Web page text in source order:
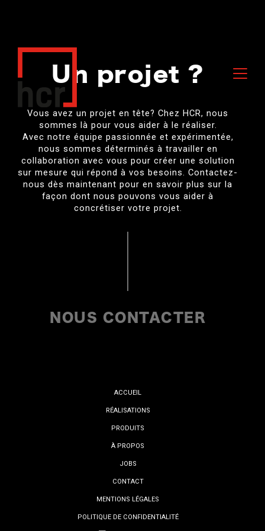
Un projet ?
Vous avez un projet en tête? Chez HCR, nous
sommes là pour vous aider à le réaliser.
Avec notre équipe passionnée et expérimentée,
nous sommes déterminés à travailler en
collaboration avec vous pour créer une solution
sur mesure qui répond à vos besoins. Contactez-
nous dès maintenant pour en savoir plus sur la
façon dont nous pouvons vous aider à
concrétiser votre projet.
NOUS CONTACTER
ACCUEIL
RÉALISATIONS
PRODUITS
À PROPOS
JOBS
CONTACT
MENTIONS LÉGALES
POLITIQUE DE CONFIDENTIALITÉ